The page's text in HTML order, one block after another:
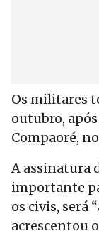
Os militares
outubro,
Compaoré,
A assinatura
importante
os civis, será
acrescentou